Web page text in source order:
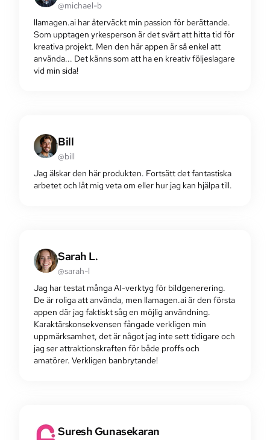
@michael-b
llamagen.ai har återväckt min passion för berättande.
Som upptagen yrkesperson är det svårt att hitta tid för
kreativa projekt. Men den här appen är så enkel att
använda... Det känns som att ha en kreativ följeslagare
vid min sida!
Bill
@bill
Jag älskar den här produkten. Fortsätt det fantastiska
arbetet och låt mig veta om eller hur jag kan hjälpa till.
Sarah L.
@sarah-l
Jag har testat många AI-verktyg för bildgenerering.
De är roliga att använda, men llamagen.ai är den första
appen där jag faktiskt såg en möjlig användning.
Karaktärskonsekvensen fångade verkligen min
uppmärksamhet, det är något jag inte sett tidigare och
jag ser attraktionskraften för både proffs och
amatörer. Verkligen banbrytande!
Suresh Gunasekaran